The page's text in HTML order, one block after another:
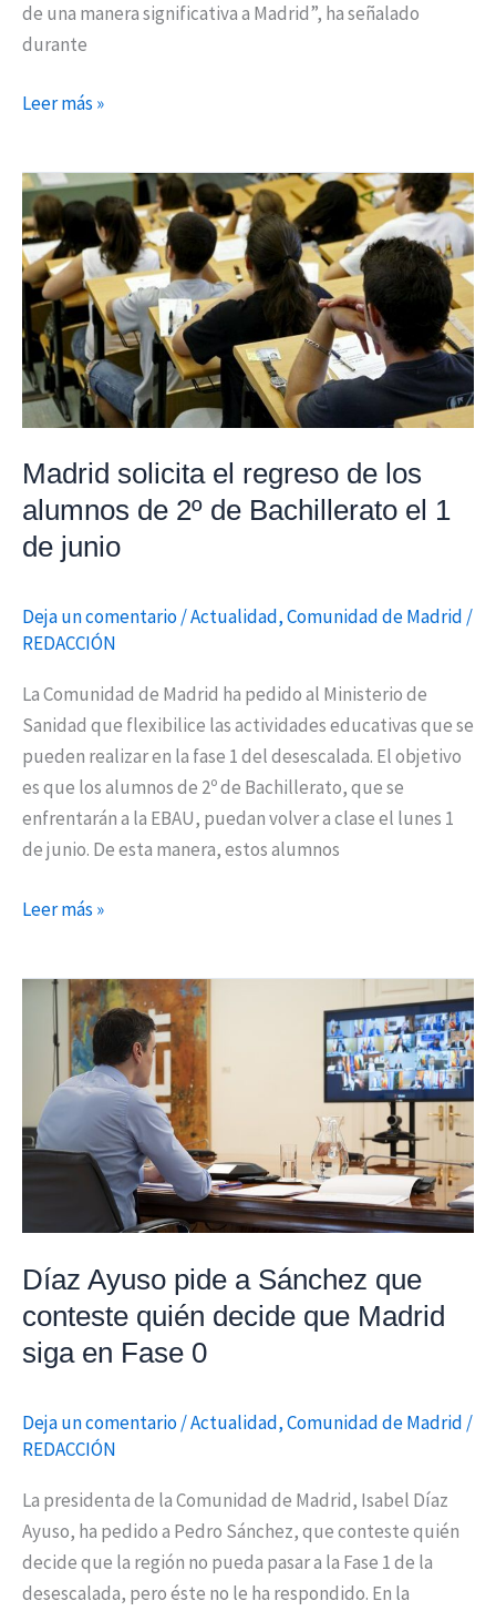
de una manera significativa a Madrid”, ha señalado
durante
Leer más »
Madrid solicita el regreso de los
alumnos de 2º de Bachillerato el 1
de junio
Deja un comentario/Actualidad,Comunidad de Madrid /
REDACCIÓN
La Comunidad de Madrid ha pedido al Ministerio de
Sanidad que flexibilice las actividades educativas que se
pueden realizar en la fase 1 del desescalada. El objetivo
es que los alumnos de 2º de Bachillerato, que se
enfrentarán a la EBAU, puedan volver a clase el lunes 1
de junio. De esta manera, estos alumnos
Madrid
solicita
el
regreso
de
los
alumnos
de
2º
de
Bachillerato
1
junio
Leer más »
Díaz Ayuso pide a Sánchez que
conteste quién decide que Madrid
siga en Fase 0
Deja un comentario/Actualidad,Comunidad de Madrid /
REDACCIÓN
La presidenta de la Comunidad de Madrid, Isabel Díaz
Ayuso, ha pedido a Pedro Sánchez, que conteste quién
decide que la región no pueda pasar a la Fase 1 de la
desescalada, pero éste no le ha respondido. En la
Díaz
Ayuso
pide
Sánchez
que
decide
que
Madrid
siga
en
0